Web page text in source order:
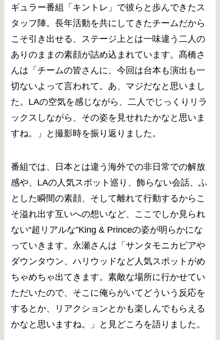
ギュラー番組「キントレ」で彼らと歩んできたス
タッフ陣。長年活動を共にしてきたチームだから
こそ引き出せる、ステージ上とは一味違う二人の
ありのままの素顔が詰め込まれています。髙橋さ
んは「チームの皆さんに、今回は台本も演出も一
切ないよって言われて。あ、マジだなと思いまし
た。LAの空気を感じながら、二人でじっくりリラ
ックスしながら、その姿を見せれたかなと思いま
すね。」と撮影時を振り返りました。
番組では、日本とは違う海外での非日常での解放
感や、LAの人気スポット巡り、飾らない会話、ふ
とした瞬間の素顔、そして離れて行動するからこ
そ溢れ出す互いへの想いなど、ここでしか見られ
ない“超リアルな”King & Princeの姿が明らかにな
っていきます。永瀬さんは「サンタモニカピアや
ダウンタウン、ハリウッドなど人気スポットがめ
ちゃめちゃ出てきます。素敵な場所に行かせてい
ただいたので、そこに俺らがいてどういう反応を
するとか、リアクションとかも楽しんでもらえる
かなと思いますね。」と見どころを語りました。